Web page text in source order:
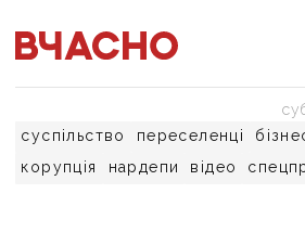
суспільство переселенці
корупція
нардепи відео